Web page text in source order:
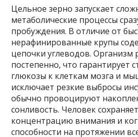
Цельное зерно запускает
метаболические процессы
пробуждения. В отличие от
нерафинированные крупы
цепочки углеводов. Организм
постепенно‚ что гарантирует
глюкозы к клеткам мозга и
исключает резкие выбросы
обычно провоцируют
сонливость. Человек
концентрацию внимания и
способности на протяжении